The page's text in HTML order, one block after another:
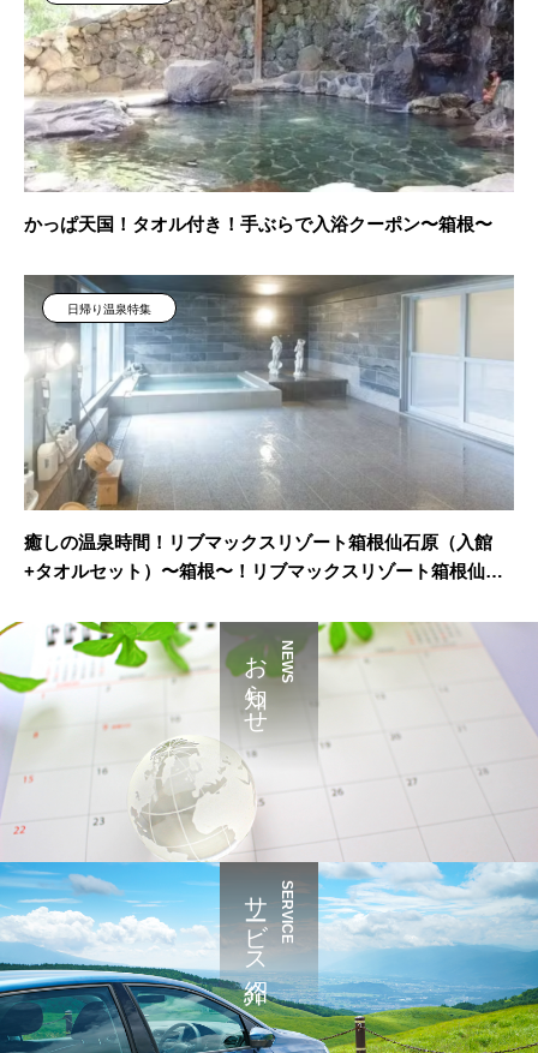
かっぱ天国！タオル付き！手ぶらで入浴クーポン〜箱根〜
日帰り温泉特集
癒しの温泉時間！リブマックスリゾート箱根仙石原（入館
+タオルセット）〜箱根〜！リブマックスリゾート箱根仙石
NEWS
お知らせ
SERVICE
サービス紹介